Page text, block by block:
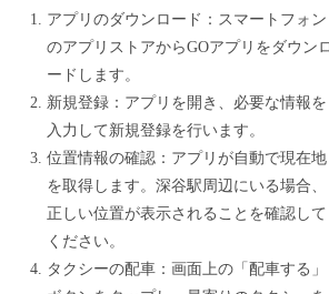
アプリのダウンロード：スマートフォン
のアプリストアからGOアプリをダウン
ードします。
新規登録：アプリを開き、必要な情報を
入力して新規登録を行います。
位置情報の確認：アプリが自動で現在地
を取得します。深谷駅周辺にいる場合、
正しい位置が表示されることを確認して
ください。
タクシーの配車：画面上の「配車する」